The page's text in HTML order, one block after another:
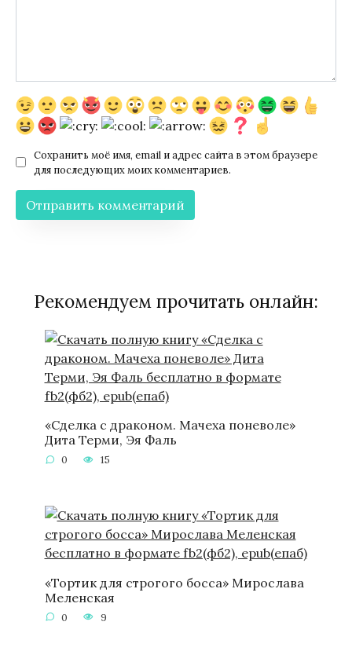
Сохранить моё имя, email и адрес сайта в этом браузере
для последующих моих комментариев.
Рекомендуем прочитать онлайн:
«Сделка с драконом. Мачеха поневоле»
Дита Терми, Эя Фаль
0 15
«Тортик для строгого босса» Мирослава
Меленская
0 9